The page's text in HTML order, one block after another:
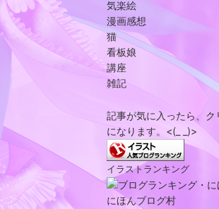
気楽絵
漫画感想
猫
看板娘
講座
雑記
記事が気に入ったら、
になります。<(_ _)>
イラストランキング
にほんブログ村